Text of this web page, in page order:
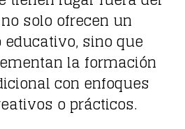
solo ofrecen un
educativo, sino que
la formación
con enfoques
o prácticos.